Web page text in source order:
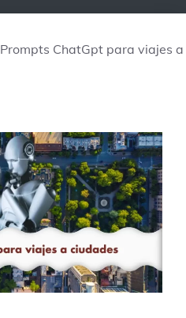
Prompts ChatGpt para viajes a